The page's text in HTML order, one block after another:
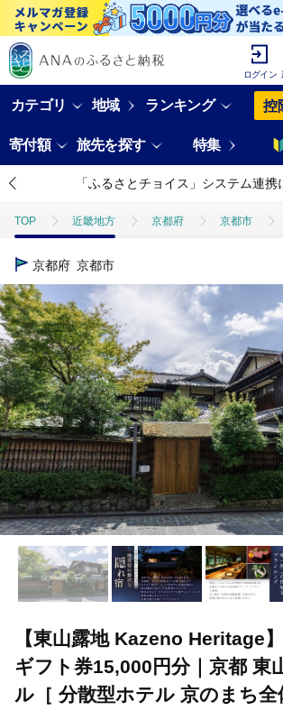
ログイン
カテゴリ 地域 ランキング 控
寄付額 旅先を探す 特集
「ふるさとチョイス」システム連携
TOP 近畿地方 京都府 京都市
TOP
TOP 旅行・宿泊・体験 体験チケット
京都府 京都市
【東山露地 Kazeno Heritage
ギフト券15,000円分｜京都 東
ル［ 分散型ホテル 京のまち